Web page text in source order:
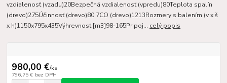
vzdialenosť (vzadu)20Bezpečná vzdialenosť (vpredu)80Teplota spalín
(drevo)275Účinnosť (drevo)80.7CO (drevo)1213Rozmery s balením (v x š
x h)1150x795x435Výhrevnosť [m3]98-165Pripoj... celý popis
980,00 €/ks
796,75 € bez DPH